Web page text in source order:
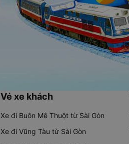
Vé xe khách
Xe đi Buôn Mê Thuột từ Sài Gòn
Xe đi Vũng Tàu từ Sài Gòn